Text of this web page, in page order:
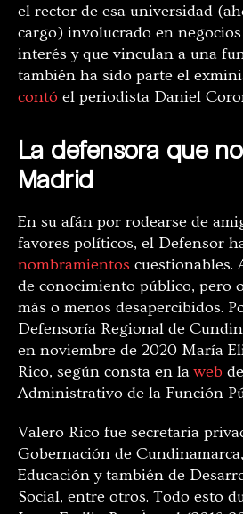
el rector de esa universidad
cargo) involucrado en
interés y que vinculan a una
también ha sido parte el
contó el periodista Daniel
La defensora que
Madrid
En su afán por rodearse de
favores políticos, el Defensor
nombramientos cuestionables.
de conocimiento público, pero
más o menos desapercibidos.
Defensoría Regional de
en noviembre de 2020 María
Rico, según consta en laweb
Administrativo de la Función
Valero Rico fue secretaria
Gobernación de
Educación y también de
Social, entre otros. Todo esto